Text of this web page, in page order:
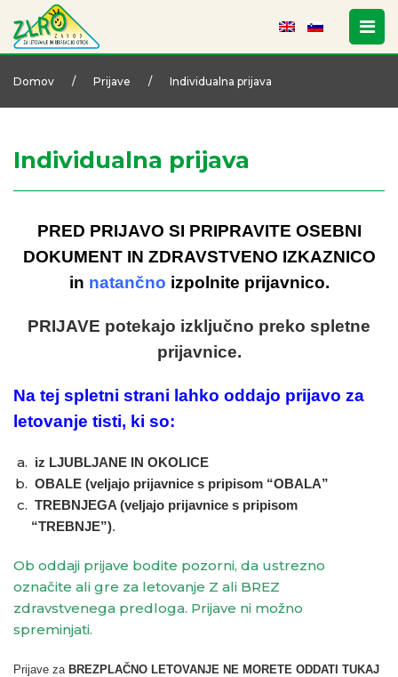
Domov / Prijave / Individualna prijava
Individualna prijava
PRED PRIJAVO SI PRIPRAVITE OSEBNI
DOKUMENT IN ZDRAVSTVENO IZKAZNICO
in natančno izpolnite prijavnico.
PRIJAVE potekajo izključno preko spletne
prijavnice.
Na tej spletni strani lahko oddajo prijavo za
letovanje tisti, ki so:
iz LJUBLJANE IN OKOLICE
OBALE (veljajo prijavnice s pripisom “OBALA”
TREBNJEGA (veljajo prijavnice s pripisom
“TREBNJE”).
Ob oddaji prijave bodite pozorni, da ustrezno
označite ali gre za letovanje Z ali BREZ
zdravstvenega predloga. Prijave ni možno
spreminjati.
Prijave za BREZPLAČNO LETOVANJE NE MORETE ODDATI TUKAJ